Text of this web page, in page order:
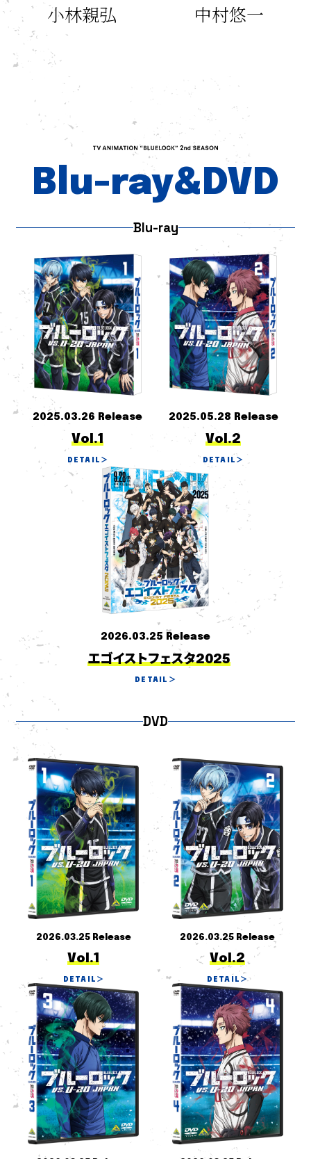
小林親弘 中村悠一
Blu-ray&DVD
Blu-ray
2025.03.26 Release
Vol.1
DETAIL ＞
2025.05.28 Release
Vol.2
DETAIL ＞
2026.03.25 Release
エゴイストフェスタ2025
DETAIL ＞
DVD
2026.03.25 Release
Vol.1
DETAIL ＞
2026.03.25 Release
Vol.2
DETAIL ＞